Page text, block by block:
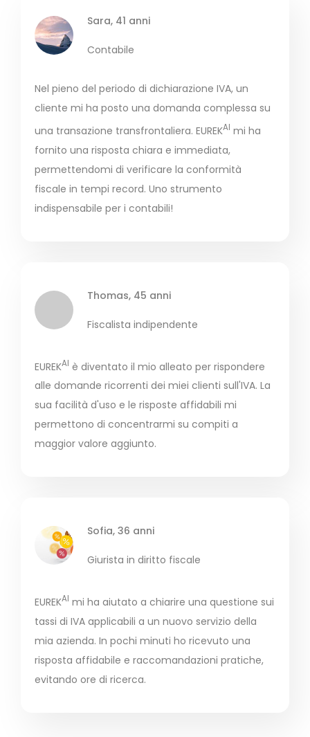
Sara, 41 anni
Contabile
Nel pieno del periodo di dichiarazione IVA, un
cliente mi ha posto una domanda complessa su
una transazione transfrontaliera. EUREKAI mi ha
fornito una risposta chiara e immediata,
permettendomi di verificare la conformità
fiscale in tempi record. Uno strumento
indispensabile per i contabili!
Thomas, 45 anni
Fiscalista indipendente
EUREKAI è diventato il mio alleato per rispondere
alle domande ricorrenti dei miei clienti sull'IVA. La
sua facilità d'uso e le risposte affidabili mi
permettono di concentrarmi su compiti a
maggior valore aggiunto.
Sofia, 36 anni
Giurista in diritto fiscale
EUREKAI mi ha aiutato a chiarire una questione sui
tassi di IVA applicabili a un nuovo servizio della
mia azienda. In pochi minuti ho ricevuto una
risposta affidabile e raccomandazioni pratiche,
evitando ore di ricerca.